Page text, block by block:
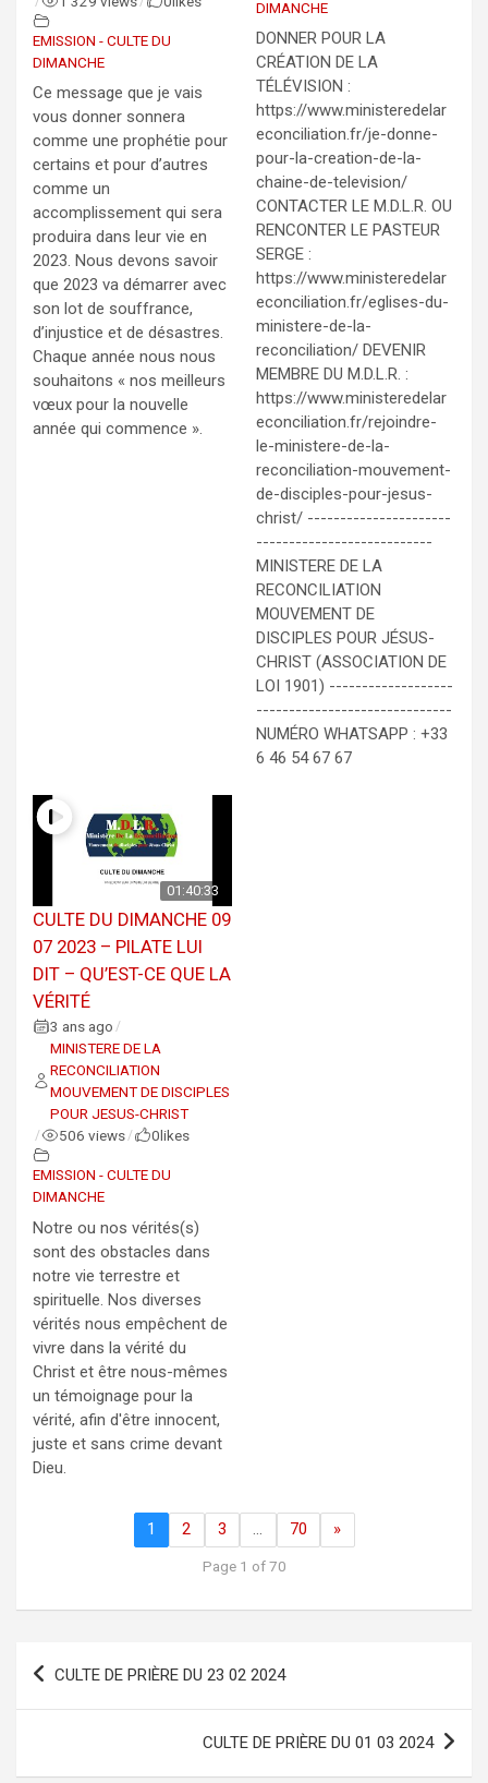
EMISSION - CULTE DU
DIMANCHE
Ce message que je vais
vous donner sonnera
comme une prophétie pour
certains et pour d’autres
comme un
accomplissement qui sera
produira dans leur vie en
2023. Nous devons savoir
que 2023 va démarrer avec
son lot de souffrance,
d’injustice et de désastres.
Chaque année nous nous
souhaitons « nos meilleurs
vœux pour la nouvelle
année qui commence ».
DIMANCHE
DONNER POUR LA
CRÉATION DE LA
TÉLÉVISION :
https://www.ministeredelar
econciliation.fr/je-donne-
pour-la-creation-de-la-
chaine-de-television/
CONTACTER LE M.D.L.R. OU
RENCONTER LE PASTEUR
SERGE :
https://www.ministeredelar
econciliation.fr/eglises-du-
ministere-de-la-
reconciliation/ DEVENIR
MEMBRE DU M.D.L.R. :
https://www.ministeredelar
econciliation.fr/rejoindre-
le-ministere-de-la-
reconciliation-mouvement-
de-disciples-pour-jesus-
christ/ ----------------------
---------------------------
MINISTERE DE LA
RECONCILIATION
MOUVEMENT DE
DISCIPLES POUR JÉSUS-
CHRIST (ASSOCIATION DE
LOI 1901) -------------------
------------------------------
NUMÉRO WHATSAPP : +33
6 46 54 67 67
01:40:33
CULTE DU DIMANCHE 09
07 2023 – PILATE LUI
DIT – QU’EST-CE QUE LA
VÉRITÉ
3 ans ago /
MINISTERE DE LA
RECONCILIATION
MOUVEMENT DE DISCIPLES
POUR JESUS-CHRIST
/ 506 views / 0likes
EMISSION - CULTE DU
DIMANCHE
Notre ou nos vérités(s)
sont des obstacles dans
notre vie terrestre et
spirituelle. Nos diverses
vérités nous empêchent de
vivre dans la vérité du
Christ et être nous-mêmes
un témoignage pour la
vérité, afin d'être innocent,
juste et sans crime devant
Dieu.
1 2 3 … 70 »
Page 1 of 70
Navigation
de
CULTE DE PRIÈRE DU 23 02 2024
CULTE DE PRIÈRE DU 01 03 2024